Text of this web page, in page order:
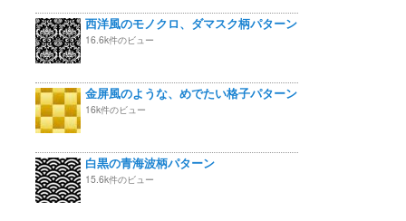
西洋風のモノクロ、ダマスク柄パターン
16.6k件のビュー
金屏風のような、めでたい格子パターン
16k件のビュー
白黒の青海波柄パターン
15.6k件のビュー